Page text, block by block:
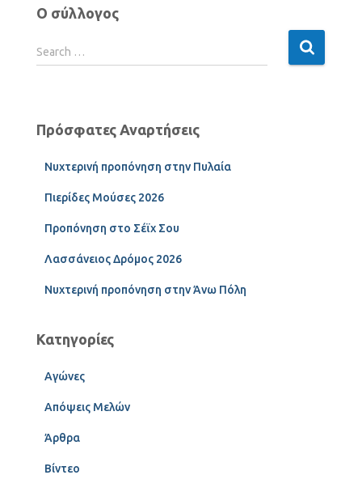
Ο σύλλογος
Search …
Πρόσφατες Αναρτήσεις
Νυχτερινή προπόνηση στην Πυλαία
Πιερίδες Μούσες 2026
Προπόνηση στο Σέϊχ Σου
Λασσάνειος Δρόμος 2026
Νυχτερινή προπόνηση στην Άνω Πόλη
Κατηγορίες
Αγώνες
Απόψεις Μελών
Άρθρα
Βίντεο